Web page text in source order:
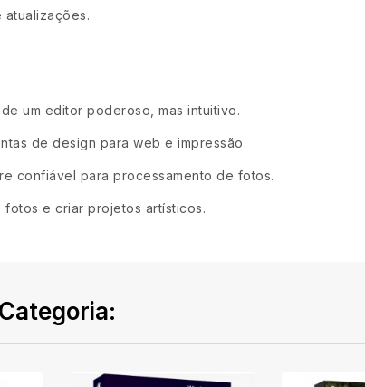
atualizações.
um editor poderoso, mas intuitivo.
de design para web e impressão.
confiável para processamento de fotos.
fotos e criar projetos artísticos.